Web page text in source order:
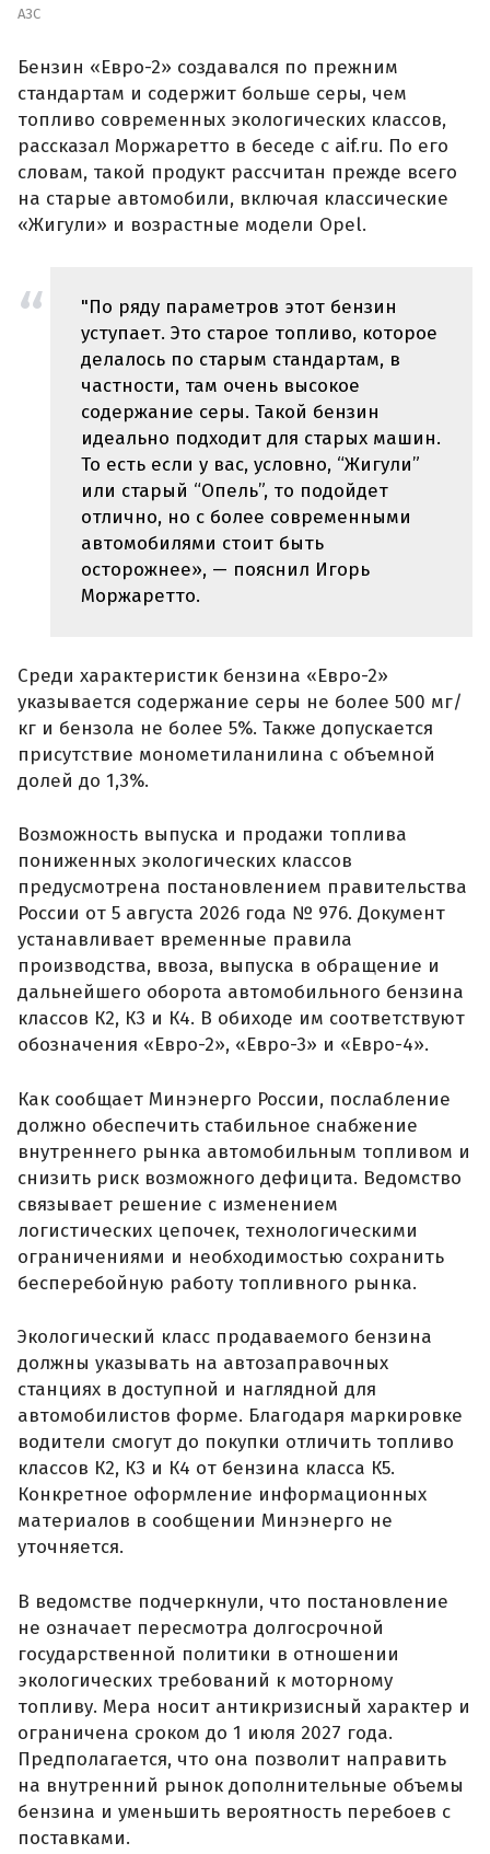
АЗС
Бензин «Евро-2» создавался по прежним
стандартам и содержит больше серы, чем
топливо современных экологических классов,
рассказал Моржаретто в беседе с aif.ru. По его
словам, такой продукт рассчитан прежде всего
на старые автомобили, включая классические
«Жигули» и возрастные модели Opel.
"По ряду параметров этот бензин
уступает. Это старое топливо, которое
делалось по старым стандартам, в
частности, там очень высокое
содержание серы. Такой бензин
идеально подходит для старых машин.
То есть если у вас, условно, “Жигули”
или старый “Опель”, то подойдет
отлично, но с более современными
автомобилями стоит быть
осторожнее», — пояснил Игорь
Моржаретто.
Среди характеристик бензина «Евро-2»
указывается содержание серы не более 500 мг/
кг и бензола не более 5%. Также допускается
присутствие монометиланилина с объемной
долей до 1,3%.
Возможность выпуска и продажи топлива
пониженных экологических классов
предусмотрена постановлением правительства
России от 5 августа 2026 года № 976. Документ
устанавливает временные правила
производства, ввоза, выпуска в обращение и
дальнейшего оборота автомобильного бензина
классов К2, К3 и К4. В обиходе им соответствуют
обозначения «Евро-2», «Евро-3» и «Евро-4».
Как сообщает Минэнерго России, послабление
должно обеспечить стабильное снабжение
внутреннего рынка автомобильным топливом и
снизить риск возможного дефицита. Ведомство
связывает решение с изменением
логистических цепочек, технологическими
ограничениями и необходимостью сохранить
бесперебойную работу топливного рынка.
Экологический класс продаваемого бензина
должны указывать на автозаправочных
станциях в доступной и наглядной для
автомобилистов форме. Благодаря маркировке
водители смогут до покупки отличить топливо
классов К2, К3 и К4 от бензина класса К5.
Конкретное оформление информационных
материалов в сообщении Минэнерго не
уточняется.
В ведомстве подчеркнули, что постановление
не означает пересмотра долгосрочной
государственной политики в отношении
экологических требований к моторному
топливу. Мера носит антикризисный характер и
ограничена сроком до 1 июля 2027 года.
Предполагается, что она позволит направить
на внутренний рынок дополнительные объемы
бензина и уменьшить вероятность перебоев с
поставками.